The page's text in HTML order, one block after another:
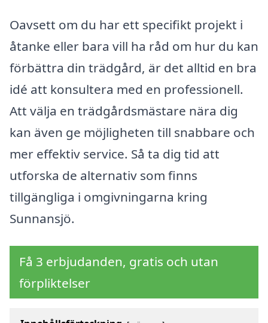
Oavsett om du har ett specifikt projekt i
åtanke eller bara vill ha råd om hur du kan
förbättra din trädgård, är det alltid en bra
idé att konsultera med en professionell.
Att välja en trädgårdsmästare nära dig
kan även ge möjligheten till snabbare och
mer effektiv service. Så ta dig tid att
utforska de alternativ som finns
tillgängliga i omgivningarna kring
Sunnansjö.
Få 3 erbjudanden, gratis och utan
förpliktelser